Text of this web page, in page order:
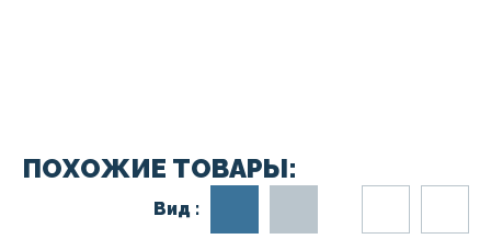
ПОХОЖИЕ ТОВАРЫ:
Вид :